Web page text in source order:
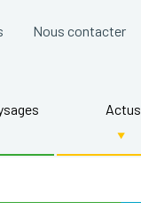
Nous contacter
Actus